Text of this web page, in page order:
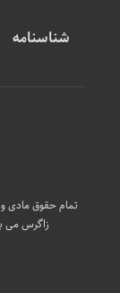
شناسنامه
تمام حقوق مادی
زاگرس می